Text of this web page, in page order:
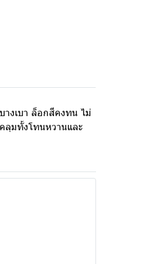
งเบา ล็อกสีคงทน ไม่
ลุมทั้งโทนหวานและ